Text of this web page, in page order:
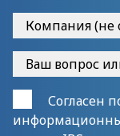
Согласен